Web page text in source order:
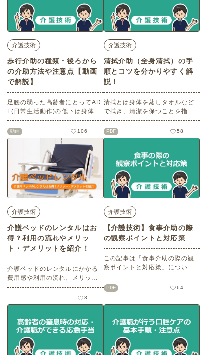
介護技術
歩行介助の種類・後ろから
の介助方法や注意点【動画
で解説】
足腰の弱った高齢者にとってAD
L(日常生活動作)の低下は身体
的・精神的な機能低下にも繋が
ります。ADL低下を予防する意
味でも歩行はとても大事です
が、同時に転倒事故などのリス
クも伴います。この記事では安
全な歩行介助の方法についてご
説明します。※無料会員登録を
すると動画が閲覧できます※
動画 106
介護技術
清拭介助（全身清拭）の手
順とコツを分かりやすく解
説！
清拭とは身体を蒸しタオルなど
で拭き、清潔を保つことを指し
ます。入浴ができない場合に、
清拭により清潔を保ち、感染や
褥瘡を防ぎます。この記事で
と、手順・ポイントをわかりや
すくご紹介します。※記事の内
容は2021年3月時点の情報をも
とに作成しています。
PDF 58
介護技術
介護ベッドのレンタルはお
得？利用の流れやメリッ
ト・デメリットを紹介！
介護ベッドのレンタルにかかる
費用感や利用の流れ、メリッ
ト・デメリットについて詳しく
解説します。介護ベッドを利用
する際の選択肢として、ぜひ参
3
介護技術
【介護技術】食事介助の際
の観察ポイントと対応策
この記事は「食事介助の際の観
察ポイントと対応策」について
わかりやすくご紹介します。食
べ物を認知して、お腹に入るま
観察すべきポイントとその対応
の内容は2021年3月時点の情報
をもとに作成しています。
PDF 64